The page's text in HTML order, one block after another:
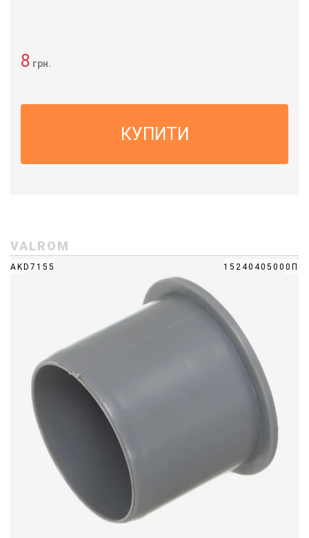
8 грн.
КУПИТИ
VALROM
AKD7155 15240405000П